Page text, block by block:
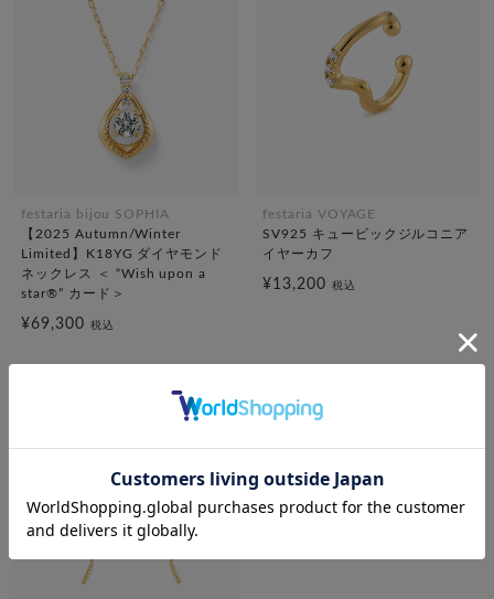
festaria bijou SOPHIA
【2025 Autumn/Winter
Limited】K18YG ダイヤモンド
ネックレス ＜ “Wish upon a
star®” カード＞
¥69,300 税込
festaria VOYAGE
SV925 キュービックジルコニア
イヤーカフ
¥13,200 税込